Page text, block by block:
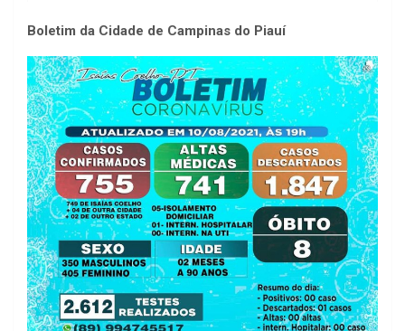
Boletim da Cidade de Campinas do Piauí